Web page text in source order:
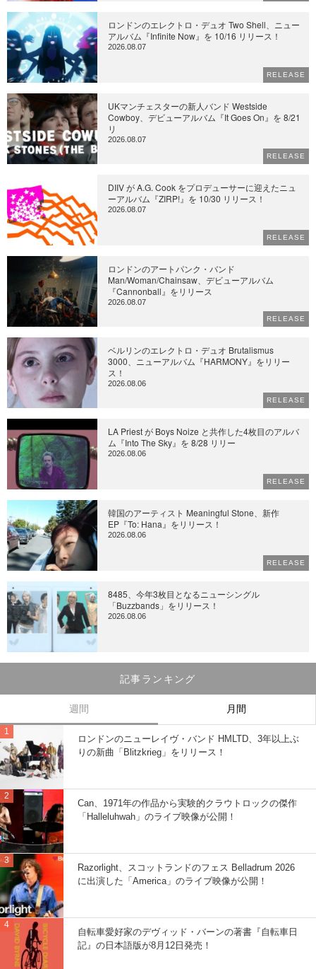
ロンドンのエレクトロ・デュオ Two Shell、ニュー
アルバム『Infinite Now』を 10/16 リリース！
2026.08.07
RELEASE
UKマンチェスターの新人バンド Westside
Cowboy、デビューアルバム『It Goes On』を 8/21
リ
2026.08.07
RELEASE
DIIV が A.G. Cook をプロデューサーに迎えたニュ
ーアルバム『ZIRP!』を 10/30 リリース！
2026.08.07
RELEASE
ロンドンのアートパンク・バンド
Man/Woman/Chainsaw、デビューアルバム
『Cannonball』をリリース
2026.08.07
RELEASE
ベルリンのエレクトロ・デュオ Brutalismus
3000、ニューアルバム『HARMONY』をリリー
ス！
2026.08.06
RELEASE
LA Priest が Boys Noize と共作した4枚目のアルバ
ム『Into The Sky』を 8/28 リリー
2026.08.06
RELEASE
韓国のアーティスト Meaningful Stone、新作
EP『To: Hana』をリリース！
2026.08.06
RELEASE
8485、今年3枚目となるニューシングル
「Buzzbands」をリリース！
2026.08.06
記事ランキング
週間 月間
ロンドンのニューレイヴ・バンド HMLTD、3年以上ぶ
りの新曲「Blitzkrieg」をリリース！
Can、1971年の作品から実験的クラウトロックの傑作
「Halleluhwah」のライブ映像が公開！
Razorlight、スコットランドのフェス Belladrum 2026
に出演した「America」のライブ映像が公開！
自転車愛好家のデヴィッド・バーンの著書『自転車日
記』の日本語版が8月12日発売！